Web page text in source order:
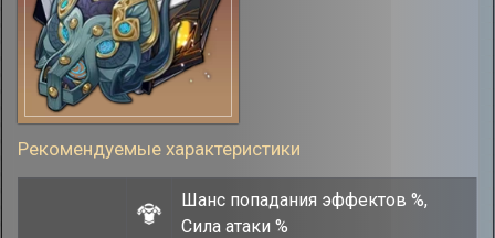
Рекомендуемые характеристики
Шанс попадания эффектов %,
Сила атаки %